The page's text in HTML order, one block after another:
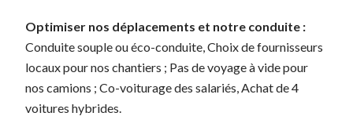
Optimiser nos déplacements et notre conduite :
Conduite souple ou éco-conduite, Choix de fournisseurs
locaux pour nos chantiers ; Pas de voyage à vide pour
nos camions ; Co-voiturage des salariés, Achat de 4
voitures hybrides.